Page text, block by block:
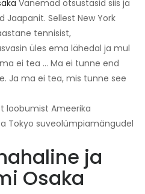
Vanemad otsustasid siis ja
Jaapanit. Sellest New York
tennisist,
üles ema lähedal ja mul
ei tea ... Ma ei tunne end
Ja ma ei tea, mis tunne see
loobumist Ameerika
Tokyo suveolümpiamängudel
ja
Osaka